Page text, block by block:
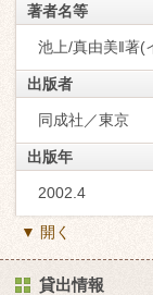
著者名等
池上/真由美‖著(
出版者
同成社／東京
出版年
2002.4
▼ 開く
貸出情報